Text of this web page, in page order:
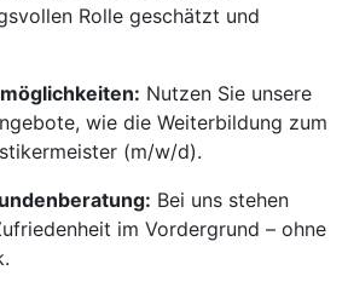
Rolle geschätzt und
Nutzen Sie unsere
wie die Weiterbildung zum
(m/w/d).
Bei uns stehen
im Vordergrund – ohne